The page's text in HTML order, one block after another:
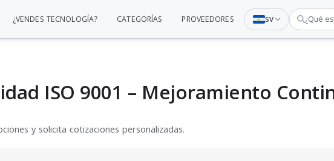
SV ¿Qué
¿VENDES TECNOLOGÍA? CATEGORÍAS PROVEEDORES
ISO 9001 – Mejoramiento
y solicita cotizaciones personalizadas.